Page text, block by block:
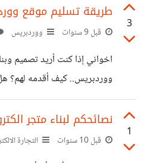
له علاقة بقسم الكمبيوتر؟!
البكالوريوس هي الإدارة
3
طريقة تسليم موقع
قبل 9 سنوات ووردبريس
اخواني إذا كنت أريد تصميم
ووردبريس.. كيف أقدمه لهم؟
الموقع للعميل؟ والسؤال
مخصصة للموقع و لا يحتاج فيها
التحكم الخاصة بوورد بريس؟
1
نصائحكم لبناء متجر
قبل 10 سنوات التجارة